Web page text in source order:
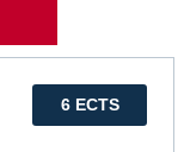
6 ECTS